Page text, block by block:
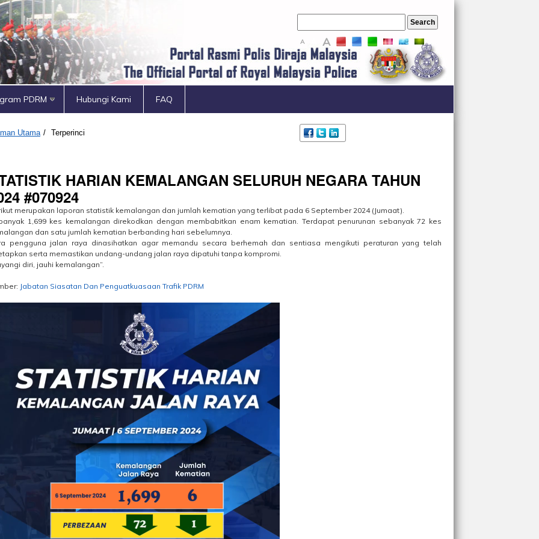
A A
PDRM Hubungi Kami FAQ
Utama / Terperinci
HARIAN KEMALANGAN SELURUH NEGARA TAHUN
#070924
merupakan laporan statistik kemalangan dan jumlah kematian yang terlibat pada 6 September 2024 (Jumaat).
1,699 kes kemalangan direkodkan dengan membabitkan enam kematian. Terdapat penurunan sebanyak 72 kes
dan satu jumlah kematian berbanding hari sebelumnya.
pengguna jalan raya dinasihatkan agar memandu secara berhemah dan sentiasa mengikuti peraturan yang telah
serta memastikan undang-undang jalan raya dipatuhi tanpa kompromi.
diri, jauhi kemalangan”.
Jabatan Siasatan Dan Penguatkuasaan Trafik PDRM